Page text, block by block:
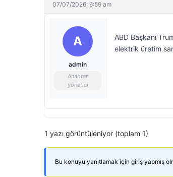
07/07/2026: 6:59 am
A
admin
Anahtar
yönetici
ABD Başkanı
elektrik üretim
1 yazı görüntüleniyor (toplam 1)
Bu konuyu yanıtlamak için giriş yapmış